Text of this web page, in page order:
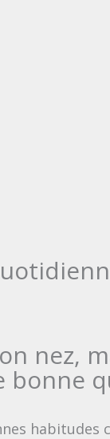
nez,
bonne
habitudes